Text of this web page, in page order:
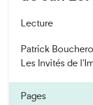
Lecture
Patrick
Les Invités de
Pages